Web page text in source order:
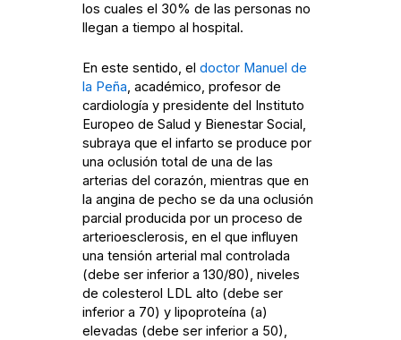
los cuales el 30% de las personas no
llegan a tiempo al hospital.
En este sentido, eldoctor Manuel de
la Peña , académico, profesor de
cardiología y presidente del Instituto
Europeo de Salud y Bienestar Social,
subraya que el infarto se produce por
una oclusión total de una de las
arterias del corazón, mientras que en
la angina de pecho se da una oclusión
parcial producida por un proceso de
arterioesclerosis, en el que influyen
una tensión arterial mal controlada
(debe ser inferior a 130/80), niveles
de colesterol LDL alto (debe ser
inferior a 70) y lipoproteína (a)
elevadas (debe ser inferior a 50),